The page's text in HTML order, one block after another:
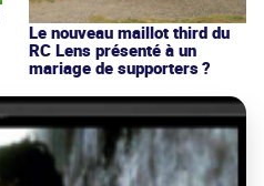
Le nouveau maillot third du
RC Lens présenté à un
mariage de supporters ?